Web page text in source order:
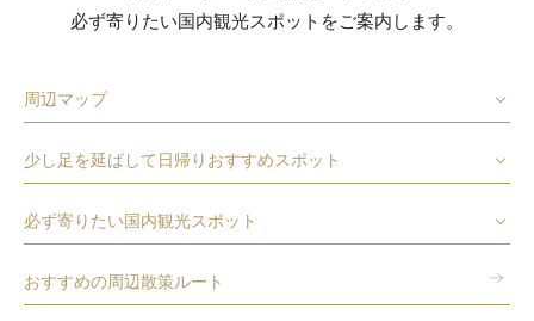
必ず寄りたい国内観光スポットをご案内します。
周辺マップ
少し足を延ばして日帰りおすすめスポット
必ず寄りたい国内観光スポット
おすすめの周辺散策ルート